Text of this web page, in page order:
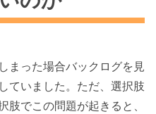
まった場合バックログを見
ていました。ただ、選択肢
でこの問題が起きると、